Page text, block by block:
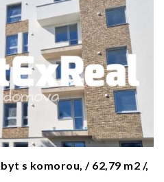
s komorou, / 62,79 m2 /,